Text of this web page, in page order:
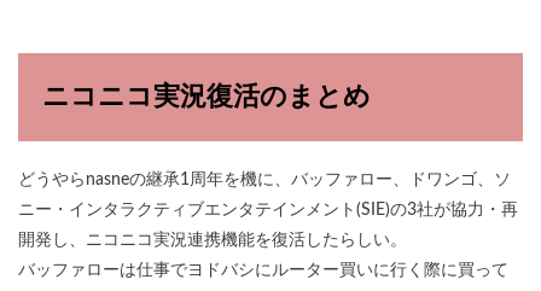
ニコニコ実況復活のまとめ
どうやらnasneの継承1周年を機に、バッファロー、ドワンゴ、ソ
ニー・インタラクティブエンタテインメント(SIE)の3社が協力・再
開発し、ニコニコ実況連携機能を復活したらしい。
バッファローは仕事でヨドバシにルーター買いに行く際に買って